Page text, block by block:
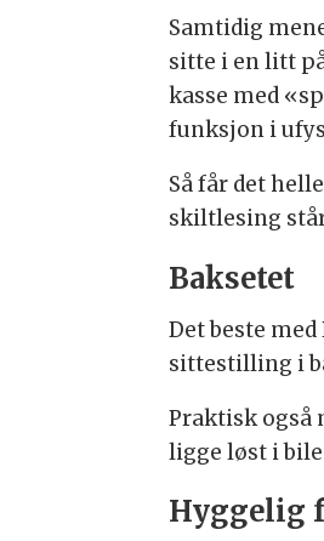
Samtidig
sitte i en litt
kasse med
funksjon i
Så får det
skiltlesing
Baksetet
Det beste
sittestilling i
Praktisk også
ligge løst i
Hyggelig